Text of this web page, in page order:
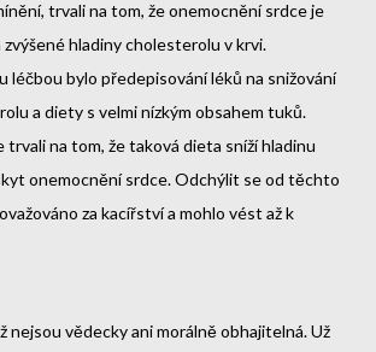
trvali na tom, že onemocnění srdce je
hladiny cholesterolu v krvi.
léčbou bylo předepisování léků na snižování
a diety s velmi nízkým obsahem tuků.
trvali na tom, že taková dieta sníží hladinu
onemocnění srdce. Odchýlit se od těchto
za kacířství a mohlo vést až k
nejsou vědecky ani morálně obhajitelná. Už